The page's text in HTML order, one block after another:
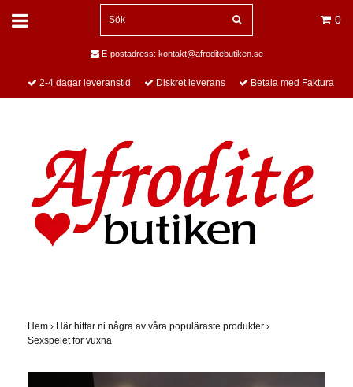
0
E-postadress: kontakt@afroditebutiken.se
2-4 dagar leveranstid Diskret leverans Betala med Faktura
Hem › Här hittar ni några av våra populäraste produkter ›
Sexspelet för vuxna